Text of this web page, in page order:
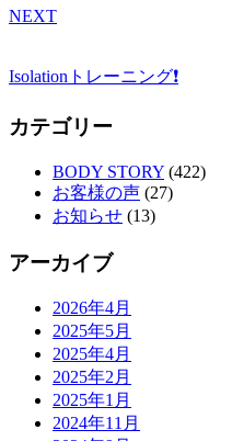
NEXT
Isolationトレーニング❗️
カテゴリー
BODY STORY (422)
お客様の声 (27)
お知らせ (13)
アーカイブ
2026年4月
2025年5月
2025年4月
2025年2月
2025年1月
2024年11月